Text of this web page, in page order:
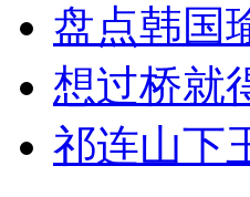
盘点韩国
想过桥就
祁连山下